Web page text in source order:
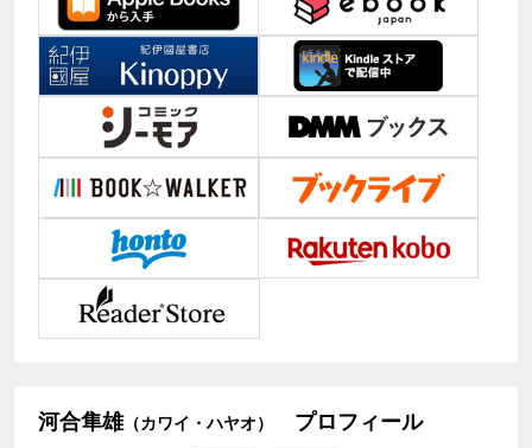
河合隼雄（カワイ・ハヤオ） プロフィール